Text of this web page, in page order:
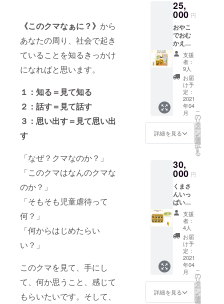
《このクマなぁに？》 から
あなたの周り、社会で起き
ていることを知るきっかけ
になればと思います。
１：知る＝見て知る
２：話す＝見て話す
３：思い出す＝見て思い出
す
「なぜ？クマなのか？」
「このクマはなんのクマな
のか？」
「そもそも児童虐待って
何？」
「何からはじめたらい
い？」
このクマを見て、手にし
て、何か思うこと、感じて
もらいたいです。そして、
イメー
ジで
す。 送
料と消
費税
(10%）
を含ん
だ金額
となっ
ており
ます。
25,
000 円
おやこ
でおむ
かえス
ペシャ
ルプラ
ン
キュー
レター
②ポス
トカー
ド ③え
ほん
「あっ
ぷっ
ぷ」
たぁ！
」「み
てみ
て！」
トート
バッグ
付き！
④こぐ
まぬい
ぐるみ
⑤おや
ぐまぬ
いぐる
み ⑥絵
ウォー
ターボ
支援
者：
9人
お届
け予
定：
2021
年04
月
詳細を見る
こ
の
リ
タ
ー
ン
を
選
択
す
る
30,
000 円
くまさ
んいっ
ぱいプ
ラン ①
サン
キュー
レター
②おや
ぐまぬ
いぐる
み ③こ
ぐまぬ
いぐる
み ７
体 画像
支援
者：
4人
お届
け予
定：
2021
年04
月
詳細を見る
こ
の
リ
タ
ー
ン
を
選